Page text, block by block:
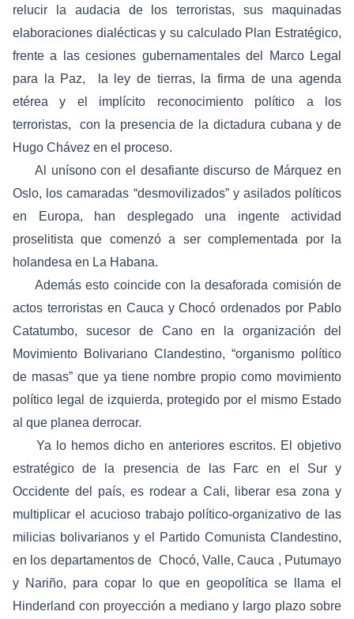
relucir la audacia de los terroristas, sus maquinadas
elaboraciones dialécticas y su calculado Plan Estratégico,
frente a las cesiones gubernamentales del Marco Legal
para la Paz, la ley de tierras, la firma de una agenda
etérea y el implícito reconocimiento político a los
terroristas, con la presencia de la dictadura cubana y de
Hugo Chávez en el proceso.
Al unísono con el desafiante discurso de Márquez en
Oslo, los camaradas “desmovilizados” y asilados políticos
en Europa, han desplegado una ingente actividad
proselitista que comenzó a ser complementada por la
holandesa en La Habana.
Además esto coincide con la desaforada comisión de
actos terroristas en Cauca y Chocó ordenados por Pablo
Catatumbo, sucesor de Cano en la organización del
Movimiento Bolivariano Clandestino, “organismo político
de masas” que ya tiene nombre propio como movimiento
político legal de izquierda, protegido por el mismo Estado
al que planea derrocar.
Ya lo hemos dicho en anteriores escritos. El objetivo
estratégico de la presencia de las Farc en el Sur y
Occidente del país, es rodear a Cali, liberar esa zona y
multiplicar el acucioso trabajo político-organizativo de las
milicias bolivarianos y el Partido Comunista Clandestino,
en los departamentos de Chocó, Valle, Cauca , Putumayo
y Nariño, para copar lo que en geopolítica se llama el
Hinderland con proyección a mediano y largo plazo sobre